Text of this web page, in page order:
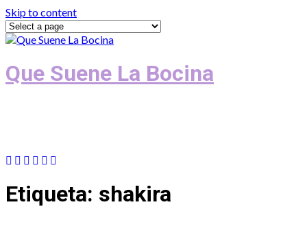
Skip to content
Que Suene La Bocina
Etiqueta: shakira